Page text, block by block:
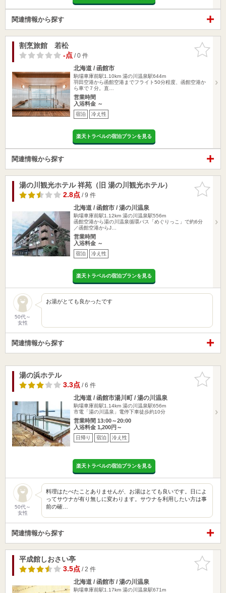
関連情報から探す
お気に入
りに追加
割烹旅館 若松
-点/ 0 件
北海道 / 函館市
駒場車庫前駅1.10km 湯の川温泉駅644m
羽田空港から函館空港までフライト50分程度、函館空港か
ら車で７分。直…
営業時間
入浴料金 ～
宿泊 冷え性
楽天トラベルの宿泊プランを見る
関連情報から探す
お気に入
りに追加
湯の川観光ホテル 祥苑（旧 湯の川観光ホテル）
2.8点/ 9 件
北海道 / 函館市 / 湯の川温泉
駒場車庫前駅1.12km 湯の川温泉駅556m
函館空港から湯の川温泉循環バス「めぐりっこ」で約6分
／函館空港からJ…
営業時間
入浴料金 ～
宿泊 冷え性
楽天トラベルの宿泊プランを見る
50代～
女性
お湯がとても良かったです
関連情報から探す
お気に入
りに追加
湯の浜ホテル
3.3点/ 6 件
北海道 / 函館市湯川町 / 湯の川温泉
駒場車庫前駅1.14km 湯の川温泉駅656m
市電「湯の川温泉」電停下車徒歩約10分
営業時間 13:00～20:00
入浴料金 1,200円～
日帰り 宿泊 冷え性
楽天トラベルの宿泊プランを見る
50代～
女性
料理はたべたことありませんが、お湯はとても良いです。日によ
ってサウナが有り無しに変わります。サウナを利用したい方は事
前の確…
関連情報から探す
お気に入
りに追加
平成館しおさい亭
3.5点/ 2 件
北海道 / 函館市 / 湯の川温泉
駒場車庫前駅1.17km 湯の川温泉駅671m